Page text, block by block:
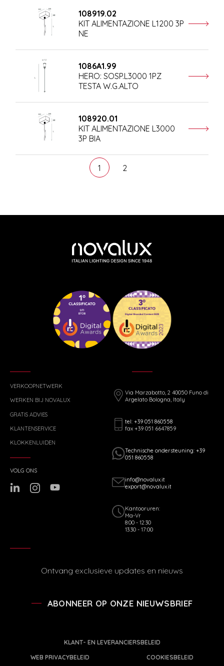
108919.02
KIT ALIMENTAZIONE L1200 3P
NE
1086A1.99
HERO: SOSP.L3000 1PZ
TESTA W.G.ALTO
108920.01
KIT ALIMENTAZIONE L3000
3P BIA
1 2
VERKOOPNETWERK
WERKEN BIJ NOVALUX
GRATIS ADVIES
KLANTENSERVICE
KLOKKENLUIDEN
Via Marzabotto, 2 40050 Funo di
Argelato Bologna, Italy
tel: +39 051 860558
fax +39 051 6647859
Technische ondersteuning: +39
051 860558
info@novalux.it
export@novalux.it
Kantooruren:
Ma-Vr
8:00 - 12:30
13:30 - 17:00
VOLG ONS
Ontvang exclusieve updates en nieuws
ABONNEER OP ONZE NIEUWSBRIEF
KLANT- EN LEVERANCIERSBELEID
WEB PRIVACYBELEID
COOKIESBELEID